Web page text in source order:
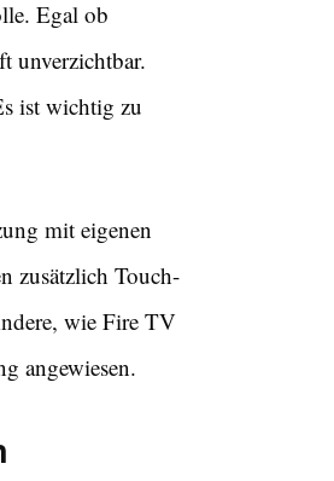
Egal ob
unverzichtbar.
ist wichtig zu
mit eigenen
zusätzlich Touch-
wie Fire TV
angewiesen.